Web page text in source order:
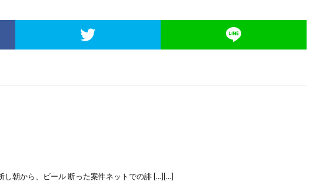
し朝から、ビール 断った案件ネットでの誹 […][…]